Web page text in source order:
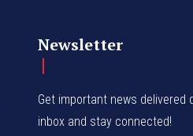
Newsletter
Get important news delivered
inbox and stay connected!